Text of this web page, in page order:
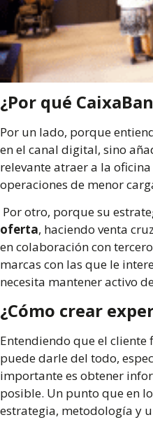
¿Por qué
Por un lado, porque
en el canal digital, sino
relevante atraer a la
operaciones de menor
Por otro, porque su
oferta, haciendo venta
en colaboración con
marcas con las que le
necesita mantener activo
¿Cómo crear
Entendiendo que el cliente
puede darle del todo,
importante es obtener
posible. Un punto que en
estrategia, metodología y